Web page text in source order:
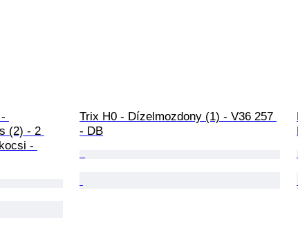
(2) - 2
-
Trix H0 - Dízelmozdony (1) - V36 257
- DB